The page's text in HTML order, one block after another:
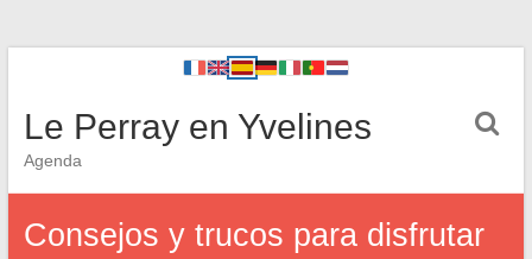
Le Perray en Yvelines
Agenda
Consejos y trucos para disfrutar